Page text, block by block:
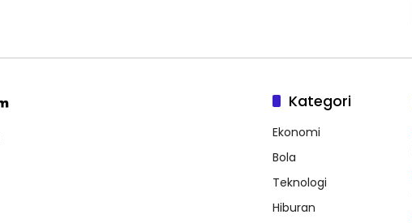
Kategori
Ekonomi
Bola
Teknologi
Hiburan